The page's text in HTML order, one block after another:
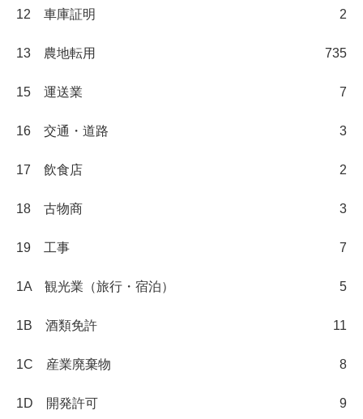
12 車庫証明 2
13 農地転用 735
15 運送業 7
16 交通・道路 3
17 飲食店 2
18 古物商 3
19 工事 7
1A 観光業（旅行・宿泊） 5
1B 酒類免許 11
1C 産業廃棄物 8
1D 開発許可 9